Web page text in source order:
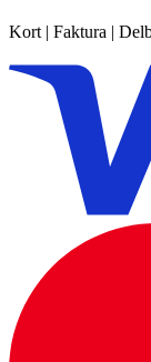
Kort | Faktura |